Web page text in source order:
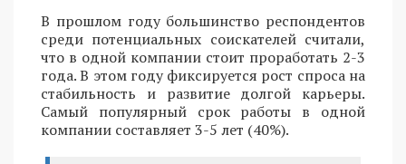
В прошлом году большинство респондентов
среди потенциальных соискателей считали,
что в одной компании стоит проработать 2-3
года. В этом году фиксируется рост спроса на
стабильность и развитие долгой карьеры.
Самый популярный срок работы в одной
компании составляет 3-5 лет (40%).